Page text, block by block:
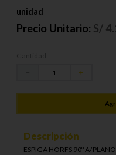
unidad
Precio Unitario: S/
＋
Descripción
ESPIGA HORFS 90º A/